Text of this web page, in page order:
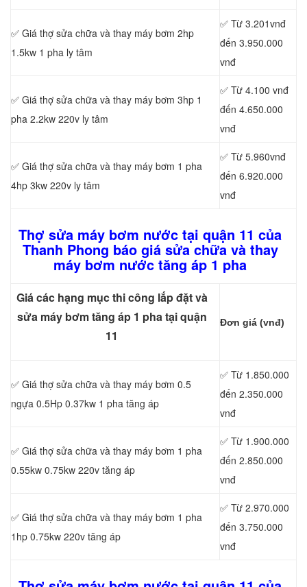
✅ Giá thợ sửa chữa và thay máy bơm 2hp
1.5kw 1 pha ly tâm
✅ Từ 3.201vnđ
đến 3.950.000
vnđ
✅ Giá thợ sửa chữa và thay máy bơm 3hp 1
pha 2.2kw 220v ly tâm
✅ Từ 4.100 vnđ
đến 4.650.000
vnđ
✅ Giá thợ sửa chữa và thay máy bơm 1 pha
4hp 3kw 220v ly tâm
✅ Từ 5.960vnđ
đến 6.920.000
vnđ
Thợ sửa máy bơm nước tại quận 11 của
Thanh Phong báo giá sửa chữa và thay
máy bơm nước tăng áp 1 pha
Giá các hạng mục thi công lắp đặt và
sửa máy bơm tăng áp 1 pha tại quận
11
Đơn giá (vnđ)
✅ Giá thợ sửa chữa và thay máy bơm 0.5
ngựa 0.5Hp 0.37kw 1 pha tăng áp
✅ Từ 1.850.000
đến 2.350.000
vnđ
✅ Giá thợ sửa chữa và thay máy bơm 1 pha
0.55kw 0.75kw 220v tăng áp
✅ Từ 1.900.000
đến 2.850.000
vnđ
✅ Giá thợ sửa chữa và thay máy bơm 1 pha
1hp 0.75kw 220v tăng áp
✅ Từ 2.970.000
đến 3.750.000
vnđ